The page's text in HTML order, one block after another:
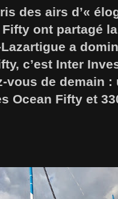
des airs d’«
ont partagé
a
c’est Inter
vous de demain
Ocean Fifty et